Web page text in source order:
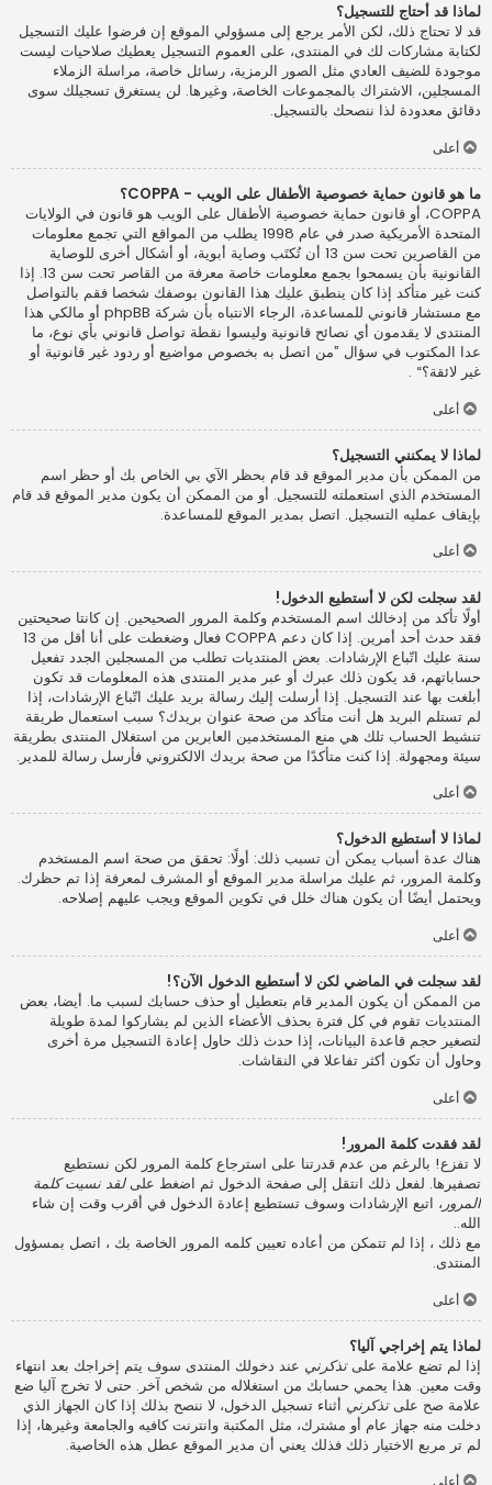
لماذا قد أحتاج للتسجيل؟
قد لا تحتاج ذلك، لكن الأمر يرجع إلى مسؤولي الموقع إن فرضوا عليك التسجيل
لكتابة مشاركات لك في المنتدى، على العموم التسجيل يعطيك صلاحيات ليست
موجودة للضيف العادي مثل الصور الرمزية، رسائل خاصة، مراسلة الزملاء
المسجلين، الاشتراك بالمجموعات الخاصة، وغيرها. لن يستغرق تسجيلك سوى
دقائق معدودة لذا ننصحك بالتسجيل.
أعلى
ما هو قانون حماية خصوصية الأطفال على الويب - COPPA؟
COPPA، أو قانون حماية خصوصية الأطفال على الويب هو قانون في الولايات
المتحدة الأمريكية صدر في عام 1998 يطلب من المواقع التي تجمع معلومات
من القاصرين تحت سن 13 أن تُكتَب وصاية أبوية، أو أشكال أخرى للوصاية
القانونية بأن يسمحوا بجمع معلومات خاصة معرفة من القاصر تحت سن 13. إذا
كنت غير متأكد إذا كان ينطبق عليك هذا القانون بوصفك شخصا فقم بالتواصل
مع مستشار قانوني للمساعدة، الرجاء الانتباه بأن شركة phpBB أو مالكي هذا
المنتدى لا يقدمون أي نصائح قانونية وليسوا نقطة تواصل قانوني بأي نوع، ما
عدا المكتوب في سؤال ”من اتصل به بخصوص مواضيع أو ردود غير قانونية أو
غير لائقة؟“ .
أعلى
لماذا لا يمكنني التسجيل؟
من الممكن بأن مدير الموقع قد قام بحظر الآي بي الخاص بك أو حظر اسم
المستخدم الذي استعملته للتسجيل. أو من الممكن أن يكون مدير الموقع قد قام
بإيقاف عمليه التسجيل. اتصل بمدير الموقع للمساعدة.
أعلى
لقد سجلت لكن لا أستطيع الدخول!
أولًا تأكد من إدخالك اسم المستخدم وكلمة المرور الصحيحين. إن كانتا صحيحتين
فقد حدث أحد أمرين. إذا كان دعم COPPA فعال وضغطت على أنا أقل من 13
سنة عليك اتّباع الإرشادات. بعض المنتديات تطلب من المسجلين الجدد تفعيل
حساباتهم، قد يكون ذلك عبرك أو عبر مدير المنتدى هذه المعلومات قد تكون
أبلغت بها عند التسجيل. إذا أرسلت إليك رسالة بريد عليك اتّباع الإرشادات، إذا
لم تستلم البريد هل أنت متأكد من صحة عنوان بريدك؟ سبب استعمال طريقة
تنشيط الحساب تلك هي منع المستخدمين العابرين من استغلال المنتدى بطريقة
سيئة ومجهولة. إذا كنت متأكدًا من صحة بريدك الالكتروني فأرسل رسالة للمدير.
أعلى
لماذا لا أستطيع الدخول؟
هناك عدة أسباب يمكن أن تسبب ذلك: أولًا: تحقق من صحة اسم المستخدم
وكلمة المرور، ثم عليك مراسلة مدير الموقع أو المشرف لمعرفة إذا تم حظرك.
ويحتمل أيضًا أن يكون هناك خلل في تكوين الموقع ويجب عليهم إصلاحه.
أعلى
لقد سجلت في الماضي لكن لا أستطيع الدخول الآن؟!
من الممكن أن يكون المدير قام بتعطيل أو حذف حسابك لسبب ما. أيضا، بعض
المنتديات تقوم في كل فترة بحذف الأعضاء الذين لم يشاركوا لمدة طويلة
لتصغير حجم قاعدة البيانات، إذا حدث ذلك حاول إعادة التسجيل مرة أخرى
وحاول أن تكون أكثر تفاعلا في النقاشات.
أعلى
لقد فقدت كلمة المرور!
لا تفزع! بالرغم من عدم قدرتنا على استرجاع كلمة المرور لكن نستطيع
تصفيرها. لفعل ذلك انتقل إلى صفحة الدخول ثم اضغط علىلقد نسيت كلمة
المرور ، اتبع الإرشادات وسوف تستطيع إعادة الدخول في أقرب وقت إن شاء
الله..
مع ذلك ، إذا لم تتمكن من أعاده تعيين كلمه المرور الخاصة بك ، اتصل بمسؤول
المنتدى.
أعلى
لماذا يتم إخراجي آليا؟
إذا لم تضع علامة علىتذكرني عند دخولك المنتدى سوف يتم إخراجك بعد انتهاء
وقت معين. هذا يحمي حسابك من استغلاله من شخص آخر. حتى لا تخرج آليا ضع
علامة صح علىتذكرني أثناء تسجيل الدخول، لا ننصح بذلك إذا كان الجهاز الذي
دخلت منه جهاز عام أو مشترك، مثل المكتبة وانترنت كافيه والجامعة وغيرها، إذا
لم تر مربع الاختيار ذلك فذلك يعني أن مدير الموقع عطل هذه الخاصية.